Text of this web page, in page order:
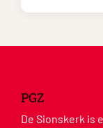
PGZ
De Sionskerk is